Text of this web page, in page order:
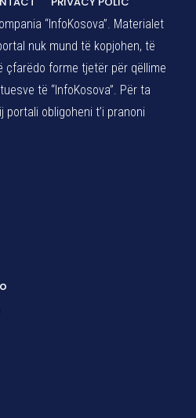
“InfoKosova”. Materialet
nuk mund të kopjohen, të
çfarëdo forme tjetër për qëllime
të “InfoKosova”. Për ta
obligoheni t’i pranoni